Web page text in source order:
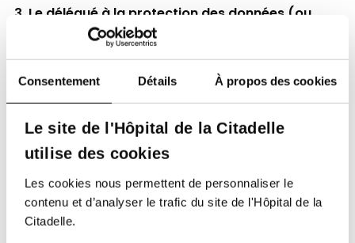
Consentement Détails À propos des cookies
Le site de l'Hôpital de la Citadelle
utilise des cookies
Les cookies nous permettent de personnaliser le
contenu et d’analyser le trafic du site de l'Hôpital de la
Citadelle.
Direction Générale de l'hôpital de la
3. Le délégué à la protection des données (ou
4. Données traitées
Des données d’identification, comme votre
nom, prénom, date de naissance, lieu de
5. Sur quelles bases utilisons-nous vos
données ?
6. Dans quels buts nous utilisons vos données
7. Transfert de vos données